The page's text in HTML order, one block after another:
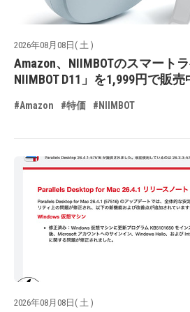
2026年08月08日( 土 )
Amazon、NIIMBOTのスマート
NIIMBOT D11」を1,999円で販
#Amazon #特価 #NIIMBOT
2026年08月08日( 土 )